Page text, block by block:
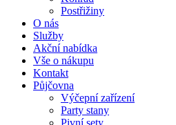
Postřižiny
O nás
Služby
Akční nabídka
Vše o nákupu
Kontakt
Půjčovna
Výčepní zařízení
Party stany
Pivní sety